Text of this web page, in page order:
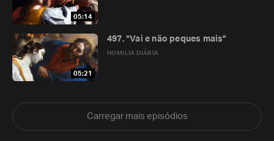
05:14
05:21
HOMILIA DIÁRIA
497. “Vai e não peques mais”
Carregar mais episódios